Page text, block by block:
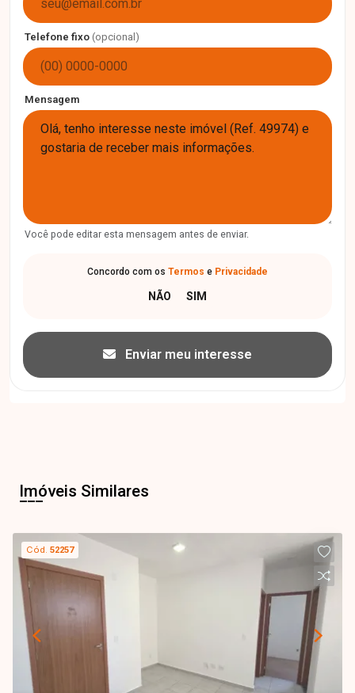
Telefone fixo (opcional)
Mensagem
Você pode editar esta mensagem antes de enviar.
Concordo com os Termos e Privacidade
Enviar meu interesse
Imóveis Similares
Cód.52257